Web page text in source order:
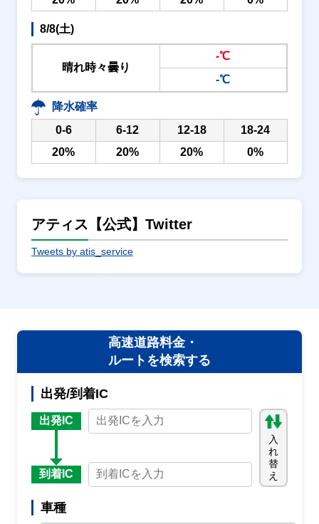
8/8(土)
晴れ時々曇り
-℃
-℃
降水確率
0-6
6-12 12-18
18-24
20%
20% 20% 0%
アティス【公式】Twitter
Tweets by atis_service
高速道路料金・
ルートを検索する
出発/到着IC
出発IC
到着IC
入
れ
替
え
車種